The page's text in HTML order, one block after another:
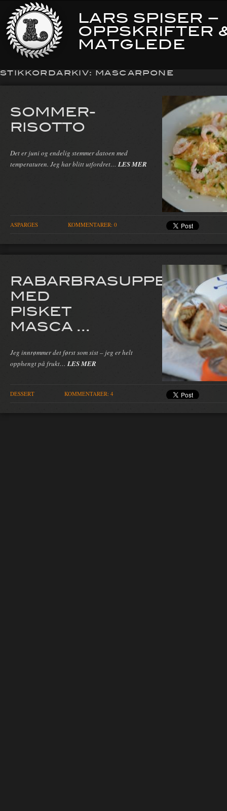
LARS SPISER –
OPPSKRIFTER
MATGLEDE
STIKKORDARKIV: MASCARPONE
SOMMER-
RISOTTO
Det er juni og endelig stemmer datoen med
temperaturen. Jeg har blitt utfordret… LES MER
ASPARGES KOMMENTARER: 0
RABARBRASUPPE
MED
PISKET
MASCA ...
Jeg innrømmer det først som sist – jeg er helt
opphengt på frukt… LES MER
DESSERT KOMMENTARER: 4